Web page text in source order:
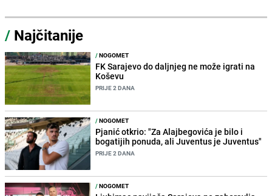
/ Najčitanije
/NOGOMET
FK Sarajevo do daljnjeg ne može igrati na
Koševu
PRIJE 2 DANA
/NOGOMET
Pjanić otkrio: "Za Alajbegovića je bilo i
bogatijih ponuda, ali Juventus je Juventus"
PRIJE 2 DANA
/NOGOMET